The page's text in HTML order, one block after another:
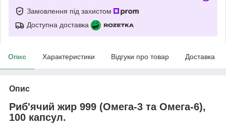
Замовлення під захистом
Доступна доставка
Опис Характеристики Відгуки про товар Доставка
Опис
Риб'ячий жир 999 (Омега-3 та Омега-6),
100 капсул.